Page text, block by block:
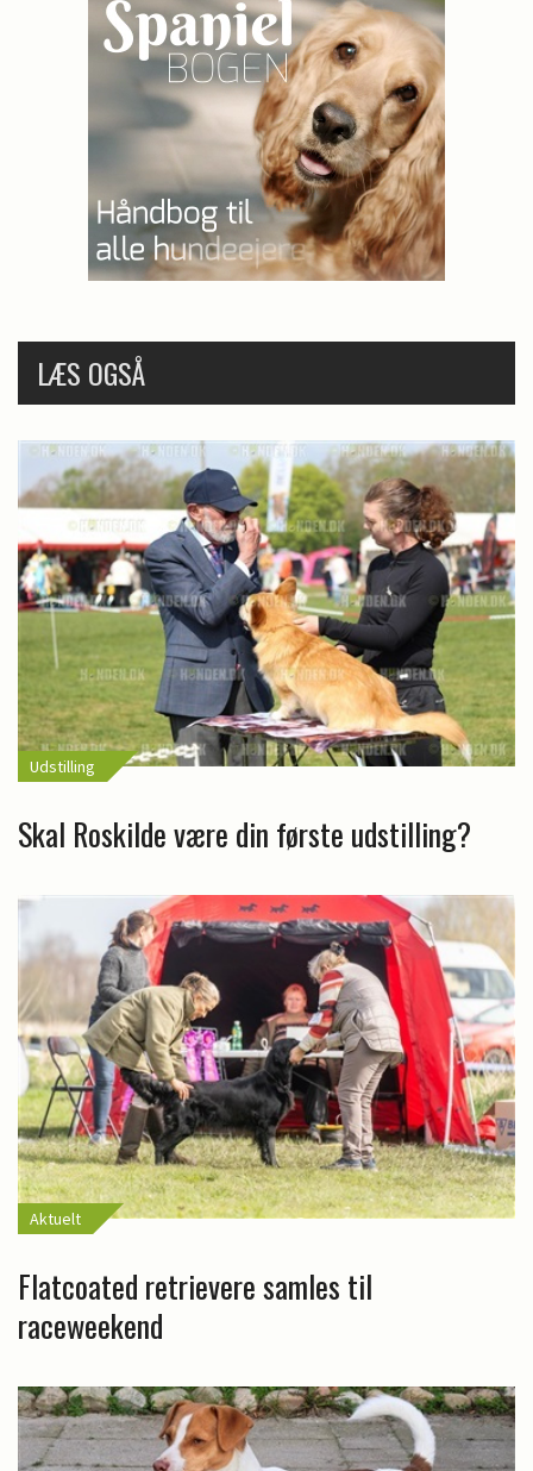
LÆS OGSÅ
Udstilling
Skal Roskilde være din første udstilling?
Aktuelt
Flatcoated retrievere samles til
raceweekend